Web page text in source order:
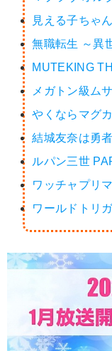
見える子ちゃん
無職転生 ～異
MUTEKING
メガトン級ム
やくならマグ
結城友奈は勇
ルパン三世
ワッチャプリマ
ワールドトリ